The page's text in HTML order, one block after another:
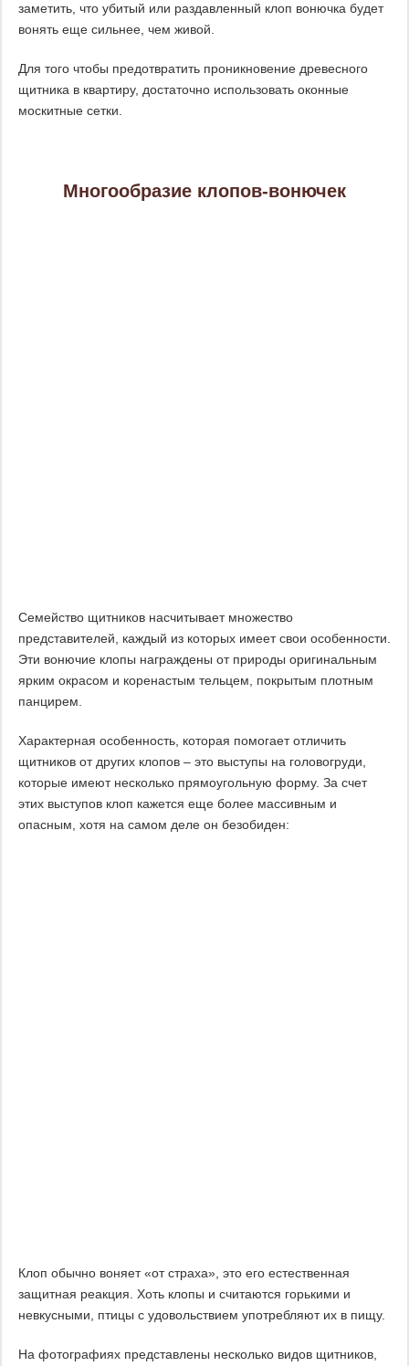
заметить, что убитый или раздавленный клоп вонючка будет
вонять еще сильнее, чем живой.
Для того чтобы предотвратить проникновение древесного
щитника в квартиру, достаточно использовать оконные
москитные сетки.
Многообразие клопов-вонючек
Семейство щитников насчитывает множество
представителей, каждый из которых имеет свои особенности.
Эти вонючие клопы награждены от природы оригинальным
ярким окрасом и коренастым тельцем, покрытым плотным
панцирем.
Характерная особенность, которая помогает отличить
щитников от других клопов – это выступы на головогруди,
которые имеют несколько прямоугольную форму. За счет
этих выступов клоп кажется еще более массивным и
опасным, хотя на самом деле он безобиден:
Клоп обычно воняет «от страха», это его естественная
защитная реакция. Хоть клопы и считаются горькими и
невкусными, птицы с удовольствием употребляют их в пищу.
На фотографиях представлены несколько видов щитников,